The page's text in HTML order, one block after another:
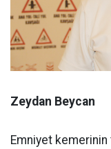
Zeydan Beycan
Emniyet